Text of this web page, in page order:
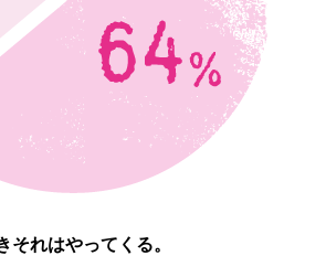
それはやってくる。